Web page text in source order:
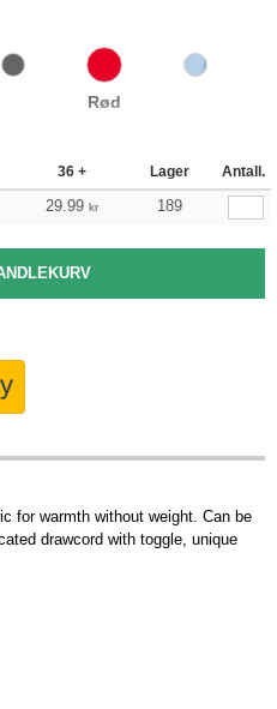
Rød
36 + Lager Antall.
29.99 kr 189
for warmth without weight. Can be
drawcord with toggle, unique